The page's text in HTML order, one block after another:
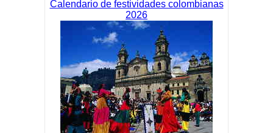
Calendario de festividades colombianas
2026